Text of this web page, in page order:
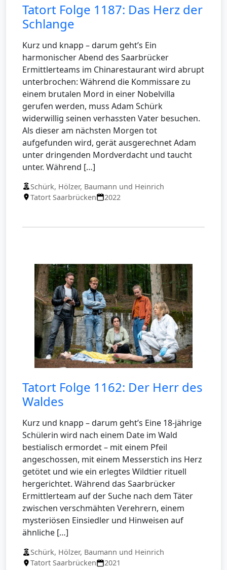
Tatort Folge 1187: Das Herz der
Schlange
Kurz und knapp – darum geht’s Ein
harmonischer Abend des Saarbrücker
Ermittlerteams im Chinarestaurant wird abrupt
unterbrochen: Während die Kommissare zu
einem brutalen Mord in einer Nobelvilla
gerufen werden, muss Adam Schürk
widerwillig seinen verhassten Vater besuchen.
Als dieser am nächsten Morgen tot
aufgefunden wird, gerät ausgerechnet Adam
unter dringenden Mordverdacht und taucht
unter. Während […]
Schürk, Hölzer, Baumann und Heinrich
Tatort Saarbrücken
2022
Tatort Folge 1162: Der Herr des
Waldes
Kurz und knapp – darum geht’s Eine 18-jährige
Schülerin wird nach einem Date im Wald
bestialisch ermordet – mit einem Pfeil
angeschossen, mit einem Messerstich ins Herz
getötet und wie ein erlegtes Wildtier rituell
hergerichtet. Während das Saarbrücker
Ermittlerteam auf der Suche nach dem Täter
zwischen verschmähten Verehrern, einem
mysteriösen Einsiedler und Hinweisen auf
ähnliche […]
Schürk, Hölzer, Baumann und Heinrich
Tatort Saarbrücken
2021